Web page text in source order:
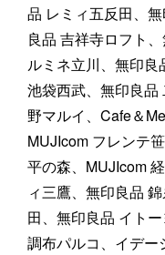
品 レミィ五反田、
良品 吉祥寺ロフト
ルミネ立川、無印
池袋西武、無印良品
野マルイ、Cafe＆
MUJIcom フレンテ
平の森、MUJIcom
ィ三鷹、無印良品
田、無印良品 イト
調布パルコ、イデー